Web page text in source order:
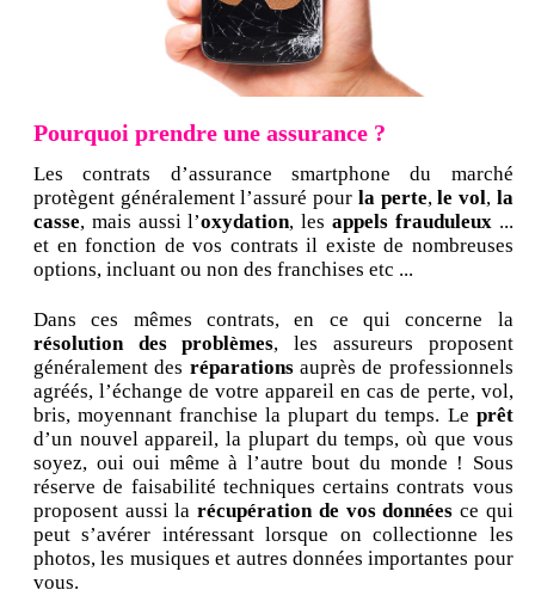
Pourquoi prendre une assurance ?
Les contrats d’assurance smartphone du marché
protègent généralement l’assuré pour la perte,le vol, la
casse, mais aussi l’oxydation, lesappels frauduleux...
et en fonction de vos contrats il existe de nombreuses
options, incluant ou non des franchises etc ...
Dans ces mêmes contrats, en ce qui concerne la
résolution des problèmes, les assureurs proposent
généralement des réparationsauprès de professionnels
agréés, l’échange de votre appareil en cas de perte, vol,
bris, moyennant franchise la plupart du temps. Le prêt
d’un nouvel appareil, la plupart du temps, où que vous
soyez, oui oui même à l’autre bout du monde ! Sous
réserve de faisabilité techniques certains contrats vous
proposent aussi larécupération de vos données ce qui
peut s’avérer intéressant lorsque on collectionne les
photos, les musiques et autres données importantes pour
vous.